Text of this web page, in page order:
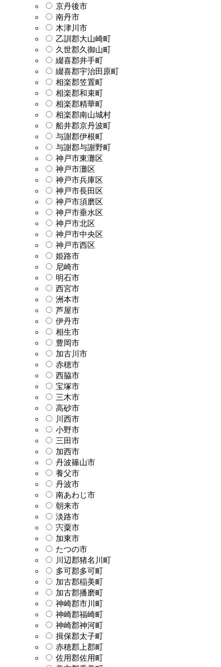
京丹後市
南丹市
木津川市
乙訓郡大山崎町
久世郡久御山町
綴喜郡井手町
綴喜郡宇治田原町
相楽郡笠置町
相楽郡和束町
相楽郡精華町
相楽郡南山城村
船井郡京丹波町
与謝郡伊根町
与謝郡与謝野町
神戸市東灘区
神戸市灘区
神戸市兵庫区
神戸市長田区
神戸市須磨区
神戸市垂水区
神戸市北区
神戸市中央区
神戸市西区
姫路市
尼崎市
明石市
西宮市
洲本市
芦屋市
伊丹市
相生市
豊岡市
加古川市
赤穂市
西脇市
宝塚市
三木市
高砂市
川西市
小野市
三田市
加西市
丹波篠山市
養父市
丹波市
南あわじ市
朝来市
淡路市
宍粟市
加東市
たつの市
川辺郡猪名川町
多可郡多可町
加古郡稲美町
加古郡播磨町
神崎郡市川町
神崎郡福崎町
神崎郡神河町
揖保郡太子町
赤穂郡上郡町
佐用郡佐用町